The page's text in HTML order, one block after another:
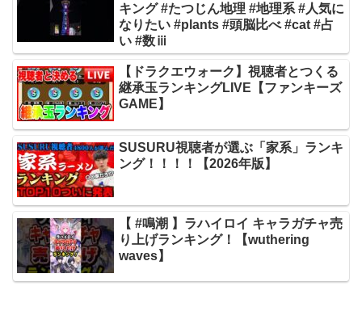
キング #たつじん地理 #地理系 #人気に
なりたい #plants #頭脳比べ #cat #占
い #数ⅲ
【ドラクエウォーク】視聴者とつくる
継承玉ランキングLIVE【ファンキーズ
GAME】
SUSURU視聴者が選ぶ「家系」ランキ
ング！！！！【2026年版】
【 #鳴潮 】ラハイロイ キャラガチャ売
り上げランキング！【wuthering
waves】